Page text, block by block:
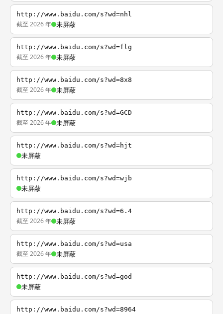
http://www.baidu.com/s?wd=nhl
截至 2026 年 未屏蔽
http://www.baidu.com/s?wd=flg
截至 2026 年 未屏蔽
http://www.baidu.com/s?wd=8x8
截至 2026 年 未屏蔽
http://www.baidu.com/s?wd=GCD
截至 2026 年 未屏蔽
http://www.baidu.com/s?wd=hjt
未屏蔽
http://www.baidu.com/s?wd=wjb
未屏蔽
http://www.baidu.com/s?wd=6.4
截至 2026 年 未屏蔽
http://www.baidu.com/s?wd=usa
截至 2026 年 未屏蔽
http://www.baidu.com/s?wd=god
未屏蔽
http://www.baidu.com/s?wd=8964